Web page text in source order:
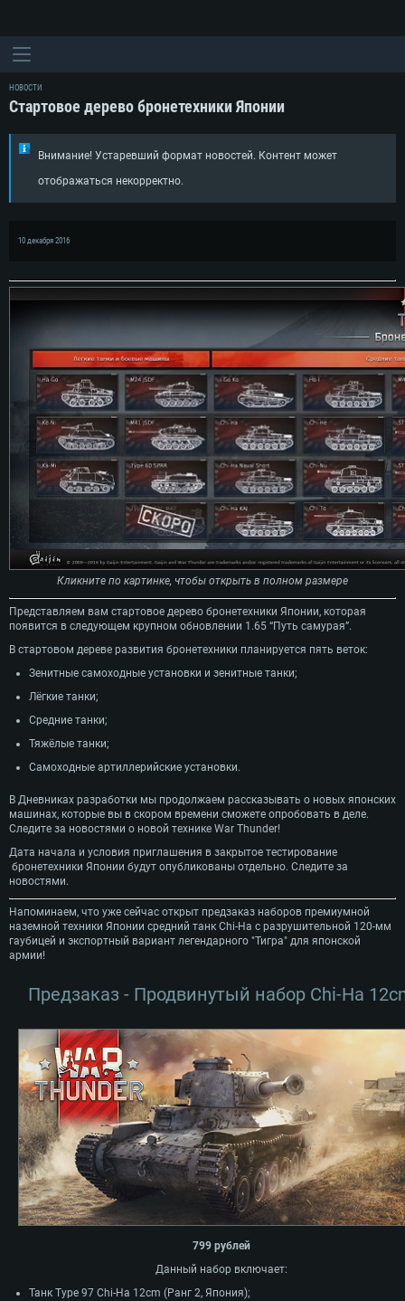
НОВОСТИ
Стартовое дерево бронетехники Японии
Внимание! Устаревший формат новостей. Контент может
отображаться некорректно.
10 декабря 2016
Кликните по картинке, чтобы открыть в полном размере
Представляем вам стартовое дерево бронетехники Японии, которая
появится в следующем крупном обновлении 1.65 “Путь самурая”.
В стартовом дереве развития бронетехники планируется пять веток:
Зенитные самоходные установки и зенитные танки;
Лёгкие танки;
Средние танки;
Тяжёлые танки;
Самоходные артиллерийские установки.
В Дневниках разработки мы продолжаем рассказывать о новых японских
машинах, которые вы в скором времени сможете опробовать в деле.
Следите за новостями о новой технике War Thunder!
Дата начала и условия приглашения в закрытое тестирование
бронетехники Японии будут опубликованы отдельно. Следите за
новостями.
Напоминаем, что уже сейчас открыт предзаказ наборов премиумной
наземной техники Японии средний танк Chi-Ha с разрушительной 120-мм
гаубицей и экспортный вариант легендарного "Тигра" для японской
армии!
Предзаказ - Продвинутый набор Chi-Ha
799 рублей
Данный набор включает:
Танк Type 97 Chi-Ha 12cm (Ранг 2, Япония);